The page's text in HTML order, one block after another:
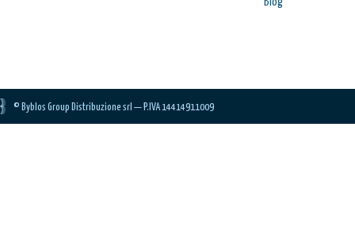
© Byblos Group Distribuzione srl — P.IVA 14414911009